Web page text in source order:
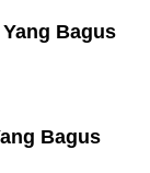
Bagus
Bagus